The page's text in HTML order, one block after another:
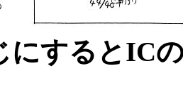
にするとIC